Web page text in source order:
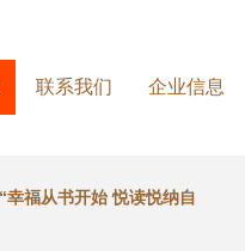
联系我们 企业信息
幸福从书开始 悦读悦纳自